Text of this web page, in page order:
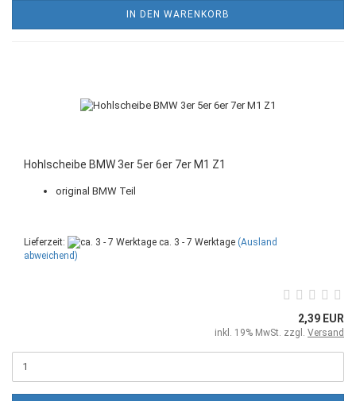
IN DEN WARENKORB
Hohlscheibe BMW 3er 5er 6er 7er M1 Z1
original BMW Teil
Lieferzeit: ca. 3 - 7 Werktage (Ausland
abweichend)
2,39 EUR
inkl. 19% MwSt. zzgl. Versand